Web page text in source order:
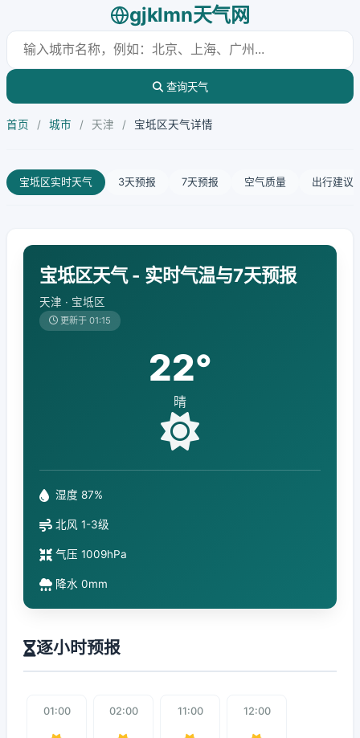
gjklmn天气网
查询天气
首页 / 城市 / 天津 / 宝坻区天气详情
宝坻区实时天气 3天预报 7天预报 空气质量 出行建议
宝坻区天气 - 实时气温与7天预报
天津 · 宝坻区
更新于 01:15
22°
晴
湿度 87%
北风 1-3级
气压 1009hPa
降水 0mm
逐小时预报
01:00 02:00 11:00 12:00